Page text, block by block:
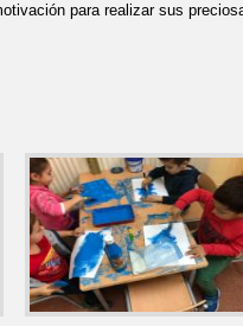
para realizar sus